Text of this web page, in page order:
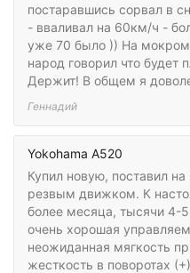
постаравшись сорвал в
- вваливал на 60км/ч -
уже 70 было )) На мокром
народ говорил что будет
Держит! В общем я
Геннадий
Yokohama A520
Купил новую, поставил
резвым движком. К
более месяца, тысячи 4-
очень хорошая
неожиданная мягкость
жесткость в поворотах